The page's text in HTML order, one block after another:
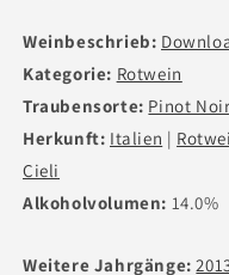
Weinbeschrieb:
Kategorie: Rotwein
Traubensorte: Pinot Noir
Herkunft: Italien |
Cieli
Alkoholvolumen: 14.0%
Weitere Jahrgänge: